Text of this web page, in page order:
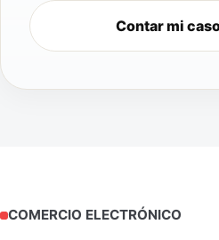
Contar mi
COMERCIO ELECTRÓNICO